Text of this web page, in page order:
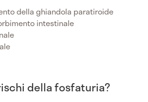
della ghiandola paratiroide
intestinale
della fosfaturia?